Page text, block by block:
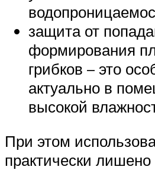
защита от
формирования
грибков – это
актуально в
высокой
При этом
практически лишено